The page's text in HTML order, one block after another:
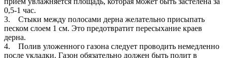
0,5-1 час.
3. Стыки между полосами дерна желательно присыпать
песком слоем 1 см. Это предотвратит пересыхание краев
дерна.
4. Полив уложенного газона следует проводить немедленно
после укладки. Газон обязательно должен быть полит в